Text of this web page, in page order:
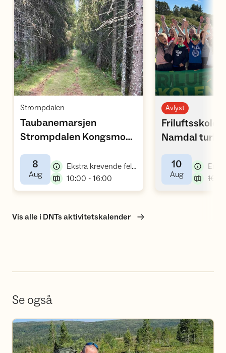
Åpne aktivitet
Strompdalen
Taubanemarsjen
Strompdalen Kongsmoen
(Namdal turlag)
8
Aug,
Ekstra krevende fellestur
10:00 - 16:00
Avlyst
Friluftsskolen
Namdal
10
Aug,
Vis alle i DNTs aktivitetskalender
Se også
Bli frivillig hos DNT Nord-Trøndelag